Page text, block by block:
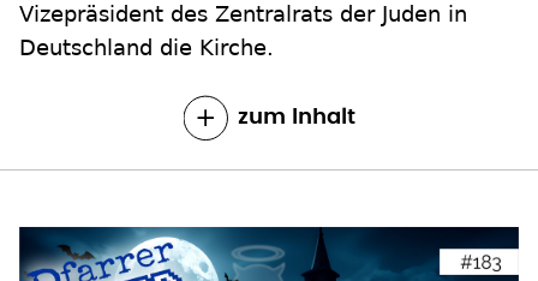
Vizepräsident des Zentralrats der Juden in
Deutschland die Kirche.
zum Inhalt